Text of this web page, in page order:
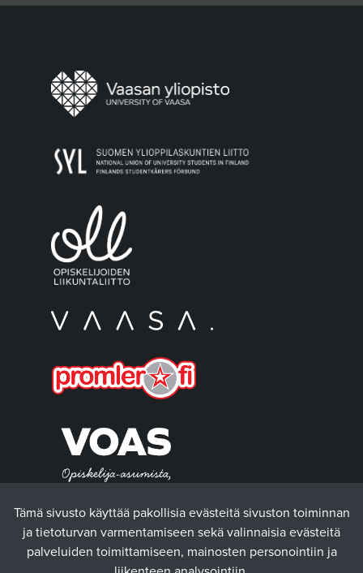
Tämä sivusto käyttää pakollisia evästeitä sivuston toiminnan
ja tietoturvan varmentamiseen sekä valinnaisia evästeitä
palveluiden toimittamiseen, mainosten personointiin ja